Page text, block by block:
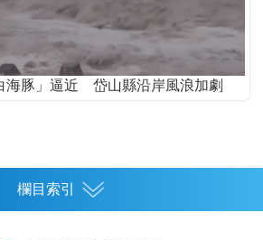
海豚」逼近 岱山縣沿岸風浪加劇
欄目索引